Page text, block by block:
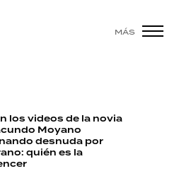
MÁS
los videos de la novia
Moyano
desnuda por
quién es la